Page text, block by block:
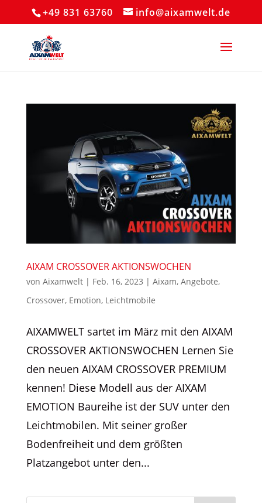
+49 831 63760 info@aixamwelt.de
AIXAM CROSSOVER AKTIONSWOCHEN
von Aixamwelt| Feb. 16, 2023 | Aixam, Angebote,
Crossover, Emotion, Leichtmobile
AIXAMWELT sartet im März mit den AIXAM
CROSSOVER AKTIONSWOCHEN Lernen Sie
den neuen AIXAM CROSSOVER PREMIUM
kennen! Diese Modell aus der AIXAM
EMOTION Baureihe ist der SUV unter den
Leichtmobilen. Mit seiner großer
Bodenfreiheit und dem größten
Platzangebot unter den...